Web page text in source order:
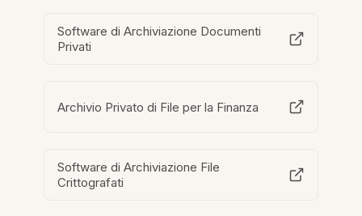
Software di Archiviazione Documenti
Privati
Archivio Privato di File per la Finanza
Software di Archiviazione File
Crittografati